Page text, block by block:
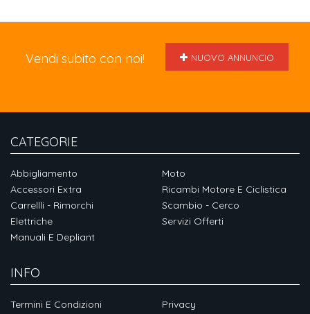
Vendi subito con noi! NUOVO ANNUNCIO
CATEGORIE
Abbigliamento
Accessori Extra
Carrellli - Rimorchi
Elettriche
Manuali E Depliant
Moto
Ricambi Motore E Ciclistica
Scambio - Cerco
Servizi Offerti
INFO
Termini E Condizioni Privacy